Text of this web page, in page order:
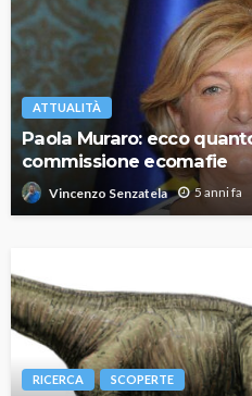
ATTUALITÀ
Paola Muraro: ecco
commissione ecomafie
Vincenzo Senzatela 5 anni fa
RICERCA SCOPERTE